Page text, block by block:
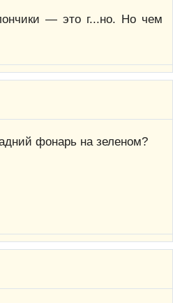
— это г...но. Но чем
фонарь на зеленом?